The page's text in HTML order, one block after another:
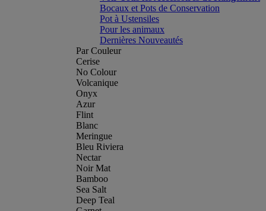
Bocaux et Pots de Conservation
Pot à Ustensiles
Pour les animaux
Dernières Nouveautés
Par Couleur
Cerise
No Colour
Volcanique
Onyx
Azur
Flint
Blanc
Meringue
Bleu Riviera
Nectar
Noir Mat
Bamboo
Sea Salt
Deep Teal